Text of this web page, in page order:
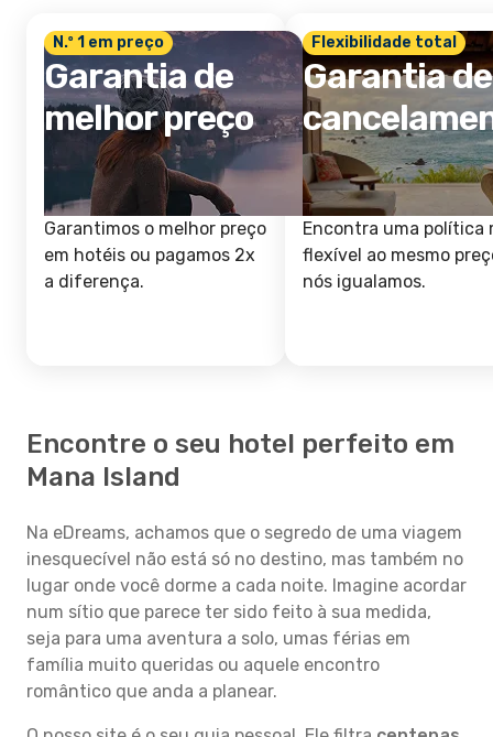
N.º 1 em preço
Garantia de
melhor preço
Garantimos o melhor preço
em hotéis ou pagamos 2x
a diferença.
Flexibilidade total
Garantia de
Encontra uma política
flexível ao mesmo
nós igualamos.
Encontre o seu hotel perfeito em
Mana Island
Na eDreams, achamos que o segredo de uma viagem
inesquecível não está só no destino, mas também no
lugar onde você dorme a cada noite. Imagine acordar
num sítio que parece ter sido feito à sua medida,
seja para uma aventura a solo, umas férias em
família muito queridas ou aquele encontro
romântico que anda a planear.